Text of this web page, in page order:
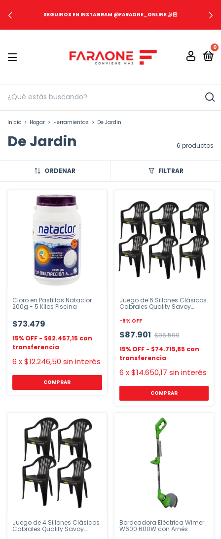
SEGUINOS EN INSTAGRAM @FARAONE_ONLINE 🤳🏻
0
Inicio > Hogar > Herramientas > De Jardin
De Jardin 6 productos
ORDENAR FILTRAR
Cloro en Pastillas Nataclor
200g - 5 Kilos Piscina
$73.479
$62.457,15
6 x$12.246,50 sin interés
Juego de 6 Sillones Clásicos
Cabrales Quality Savoy
-9% OFF
$87.901 $96.599
$74.715,85
6 x$14.650,17 sin interés
Juego de 4 Sillones Clásicos
Cabrales Quality Savoy
Bordeadora Eléctrica Wimer
W600 600W con Arnés